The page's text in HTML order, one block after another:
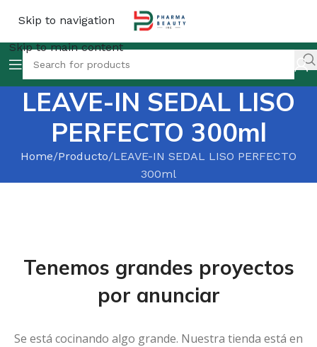
Skip to navigation
Skip to main content
LEAVE-IN SEDAL LISO
PERFECTO 300ml
Home Producto LEAVE-IN SEDAL LISO PERFECTO
300ml
Tenemos grandes proyectos
por anunciar
Se está cocinando algo grande. Nuestra tienda está en